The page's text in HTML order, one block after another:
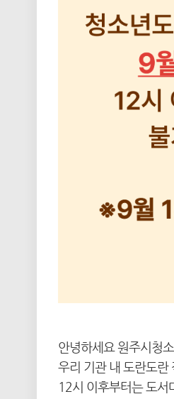
안녕하세요 원주시청
우리 기관 내 도란도
12시 이후부터는 도서